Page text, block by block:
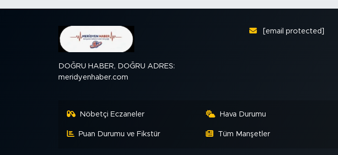
DOĞRU HABER, DOĞRU ADRES:
meridyenhaber.com
[email protected]
Nöbetçi Eczaneler Hava Durumu
Puan Durumu ve Fikstür Tüm Manşetler